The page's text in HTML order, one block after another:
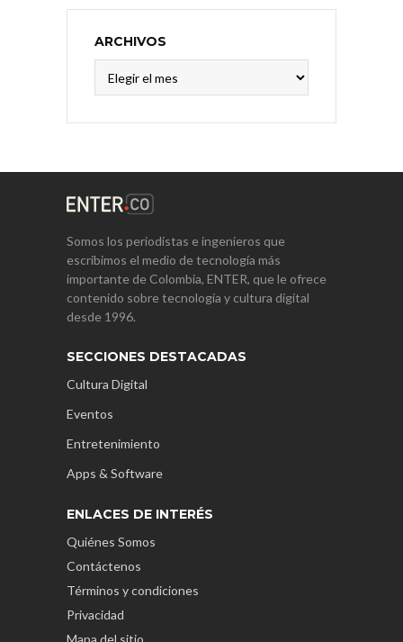
ARCHIVOS
Somos los periodistas e ingenieros que
escribimos el medio de tecnología más
importante de Colombia, ENTER, que le ofrece
contenido sobre tecnología y cultura digital
desde 1996.
SECCIONES DESTACADAS
Cultura Digital
Eventos
Entretenimiento
Apps & Software
ENLACES DE INTERÉS
Quiénes Somos
Contáctenos
Términos y condiciones
Privacidad
Mapa del sitio